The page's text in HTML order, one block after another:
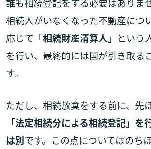
誰も相続登記をする必要はありませ
相続人がいなくなった不動産につ
応じて「相続財産清算人」という
を行い、最終的には国が引き取る
す。
ただし、相続放棄をする前に、先
「法定相続分による相続登記」を
は別です。この点についてはのち